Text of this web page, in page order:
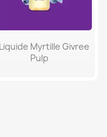
Myrtille Givree
Pulp